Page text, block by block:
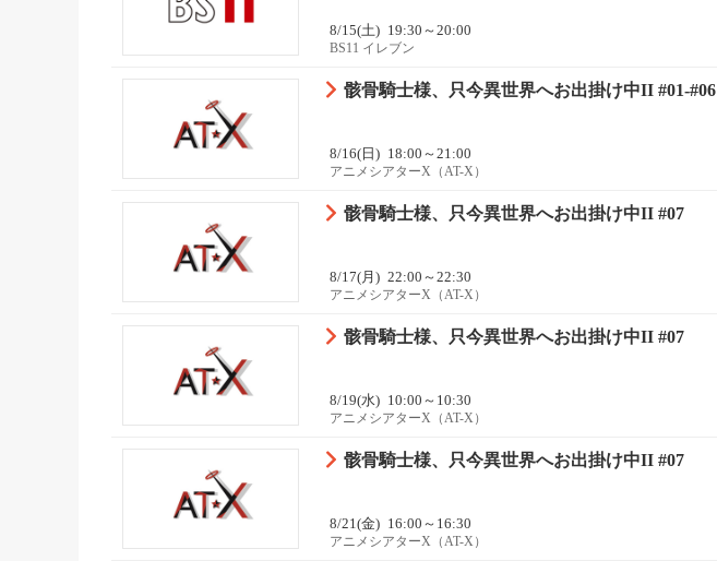
8/15(土) 19:30～20:00
BS11 イレブン
骸骨騎士様、只今異世界へお出掛け中II #01-#06
8/16(日) 18:00～21:00
アニメシアターX（AT-X）
骸骨騎士様、只今異世界へお出掛け中II #07
8/17(月) 22:00～22:30
アニメシアターX（AT-X）
骸骨騎士様、只今異世界へお出掛け中II #07
8/19(水) 10:00～10:30
アニメシアターX（AT-X）
骸骨騎士様、只今異世界へお出掛け中II #07
8/21(金) 16:00～16:30
アニメシアターX（AT-X）